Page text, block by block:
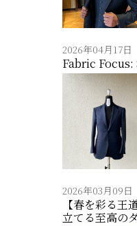
2026年04月17日
Fabric Focus:
2026年03月09日
【春を彩る
立てる至高の